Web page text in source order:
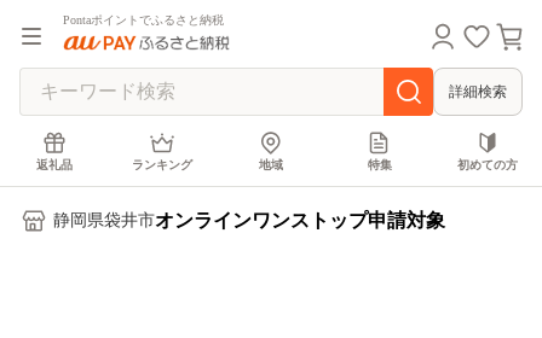
Pontaポイントでふるさと納税
詳細検索
返礼品 ランキング 地域 特集 初めての方
静岡県袋井市オンラインワンストップ申請対象